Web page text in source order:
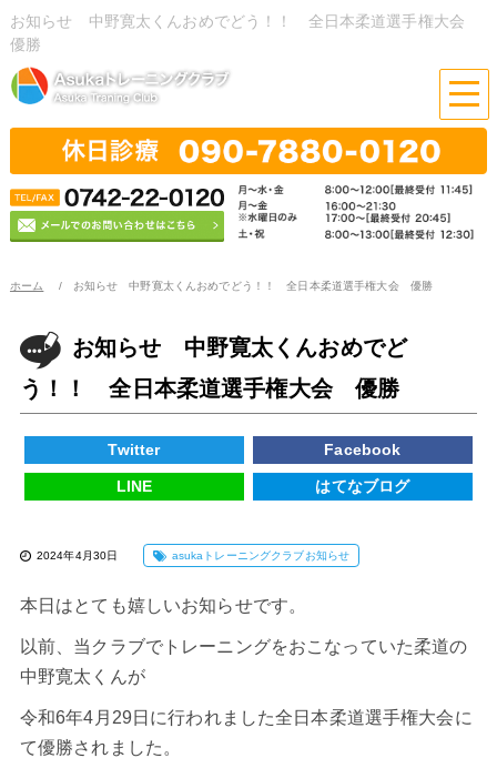
お知らせ 中野寛太くんおめでどう！！ 全日本柔道選手権大会
優勝
ホーム お知らせ 中野寛太くんおめでどう！！ 全日本柔道選手権大会 優勝
お知らせ 中野寛太くんおめでど
う！！ 全日本柔道選手権大会 優勝
Twitter Facebook
LINE はてなブログ
2024年4月30日 asukaトレーニングクラブお知らせ
本日はとても嬉しいお知らせです。
以前、当クラブでトレーニングをおこなっていた柔道の
中野寛太くんが
令和6年4月29日に行われました全日本柔道選手権大会に
て優勝されました。